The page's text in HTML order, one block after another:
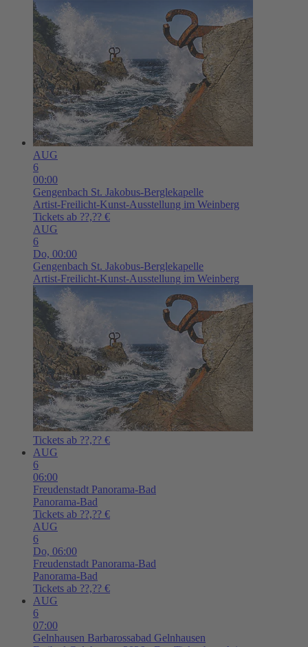
AUG
6
00:00
Gengenbach St. Jakobus-Berglekapelle
Artist-Freilicht-Kunst-Ausstellung im Weinberg
Tickets ab ??,?? €
AUG
6
Do, 00:00
Gengenbach St. Jakobus-Berglekapelle
Artist-Freilicht-Kunst-Ausstellung im Weinberg
Tickets ab ??,?? €
AUG
6
06:00
Freudenstadt Panorama-Bad
Panorama-Bad
Tickets ab ??,?? €
AUG
6
Do, 06:00
Freudenstadt Panorama-Bad
Panorama-Bad
Tickets ab ??,?? €
AUG
6
07:00
Gelnhausen Barbarossabad Gelnhausen